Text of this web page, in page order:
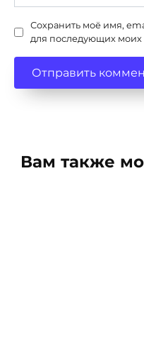
Сохранить моё имя,
для последующих моих
Вам также